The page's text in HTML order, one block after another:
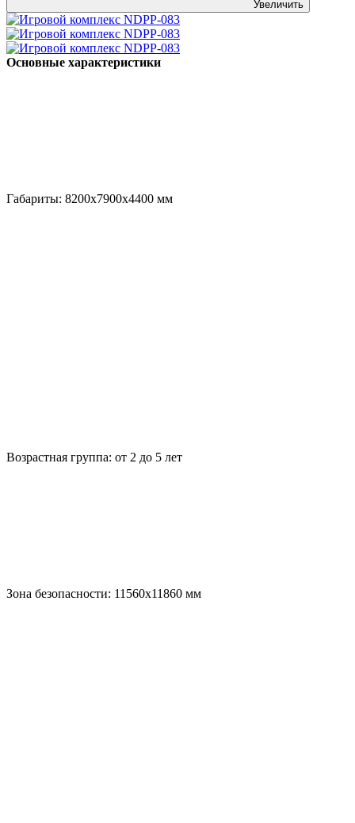
Увеличить
Основные характеристики
Габариты: 8200x7900x4400 мм
Возрастная группа: от 2 до 5 лет
Зона безопасности: 11560x11860 мм